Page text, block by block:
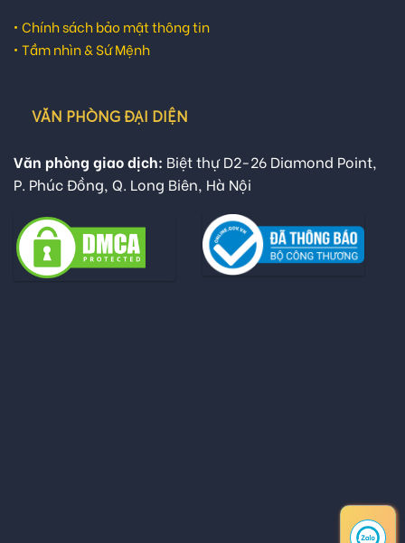
• Chính sách bảo mật thông tin
• Tầm nhìn & Sứ Mệnh
VĂN PHÒNG ĐẠI DIỆN
Văn phòng giao dịch: Biệt thự D2-26 Diamond Point,
P. Phúc Đồng, Q. Long Biên, Hà Nội